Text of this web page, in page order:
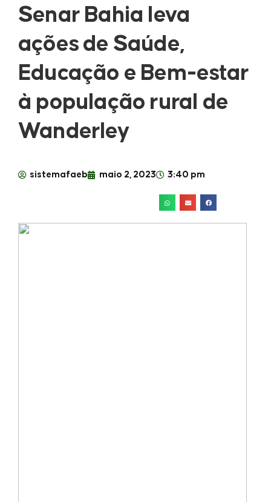
Senar Bahia leva
ações de Saúde,
Educação e Bem-estar
à população rural de
Wanderley
sistemafaeb maio 2, 2023 3:40 pm